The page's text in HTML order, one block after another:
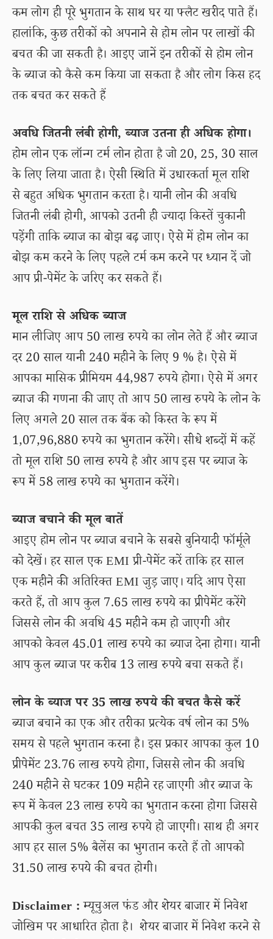
कम लोग ही पूरे भुगतान के साथ घर या फ्लैट खरीद पाते हैं।
हालांकि, कुछ तरीकों को अपनाने से होम लोन पर लाखों की
बचत की जा सकती है। आइए जानें इन तरीकों से होम लोन
के ब्याज को कैसे कम किया जा सकता है और लोग किस हद
तक बचत कर सकते हैं
अवधि जितनी लंबी होगी, ब्याज उतना ही अधिक होगा।
होम लोन एक लॉन्ग टर्म लोन होता है जो 20, 25, 30 साल
के लिए लिया जाता है। ऐसी स्थिति में उधारकर्ता मूल राशि
से बहुत अधिक भुगतान करता है। यानी लोन की अवधि
जितनी लंबी होगी, आपको उतनी ही ज्यादा किस्तें चुकानी
पड़ेंगी ताकि ब्याज का बोझ बढ़ जाए। ऐसे में होम लोन का
बोझ कम करने के लिए पहले टर्म कम करने पर ध्यान दें जो
आप प्री-पेमेंट के जरिए कर सकते हैं।
मूल राशि से अधिक ब्याज
मान लीजिए आप 50 लाख रुपये का लोन लेते हैं और ब्याज
दर 20 साल यानी 240 महीने के लिए 9 % है। ऐसे में
आपका मासिक प्रीमियम 44,987 रुपये होगा। ऐसे में अगर
ब्याज की गणना की जाए तो आप 50 लाख रुपये के लोन के
लिए अगले 20 साल तक बैंक को किस्त के रूप में
1,07,96,880 रुपये का भुगतान करेंगे। सीधे शब्दों में कहें
तो मूल राशि 50 लाख रुपये है और आप इस पर ब्याज के
रूप में 58 लाख रुपये का भुगतान करेंगे।
ब्याज बचाने की मूल बातें
आइए होम लोन पर ब्याज बचाने के सबसे बुनियादी फॉर्मूले
को देखें। हर साल एक EMI प्री-पेमेंट करें ताकि हर साल
एक महीने की अतिरिक्त EMI जुड़ जाए। यदि आप ऐसा
करते हैं, तो आप कुल 7.65 लाख रुपये का प्रीपेमेंट करेंगे
जिससे लोन की अवधि 45 महीने कम हो जाएगी और
आपको केवल 45.01 लाख रुपये का ब्याज देना होगा। यानी
आप कुल ब्याज पर करीब 13 लाख रुपये बचा सकते हैं।
लोन के ब्याज पर 35 लाख रुपये की बचत कैसे करें
ब्याज बचाने का एक और तरीका प्रत्येक वर्ष लोन का 5%
समय से पहले भुगतान करना है। इस प्रकार आपका कुल 10
प्रीपेमेंट 23.76 लाख रुपये होगा, जिससे लोन की अवधि
240 महीने से घटकर 109 महीने रह जाएगी और ब्याज के
रूप में केवल 23 लाख रुपये का भुगतान करना होगा जिससे
आपकी कुल बचत 35 लाख रुपये हो जाएगी। साथ ही अगर
आप हर साल 5% बैलेंस का भुगतान करते हैं तो आपको
31.50 लाख रुपये की बचत होगी।
Disclaimer :म्यूचुअल फंड और शेयर बाजार में निवेश
जोखिम पर आधारित होता है। शेयर बाजार में निवेश करने से